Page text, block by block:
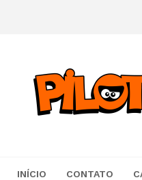
INÍCIO CONTATO